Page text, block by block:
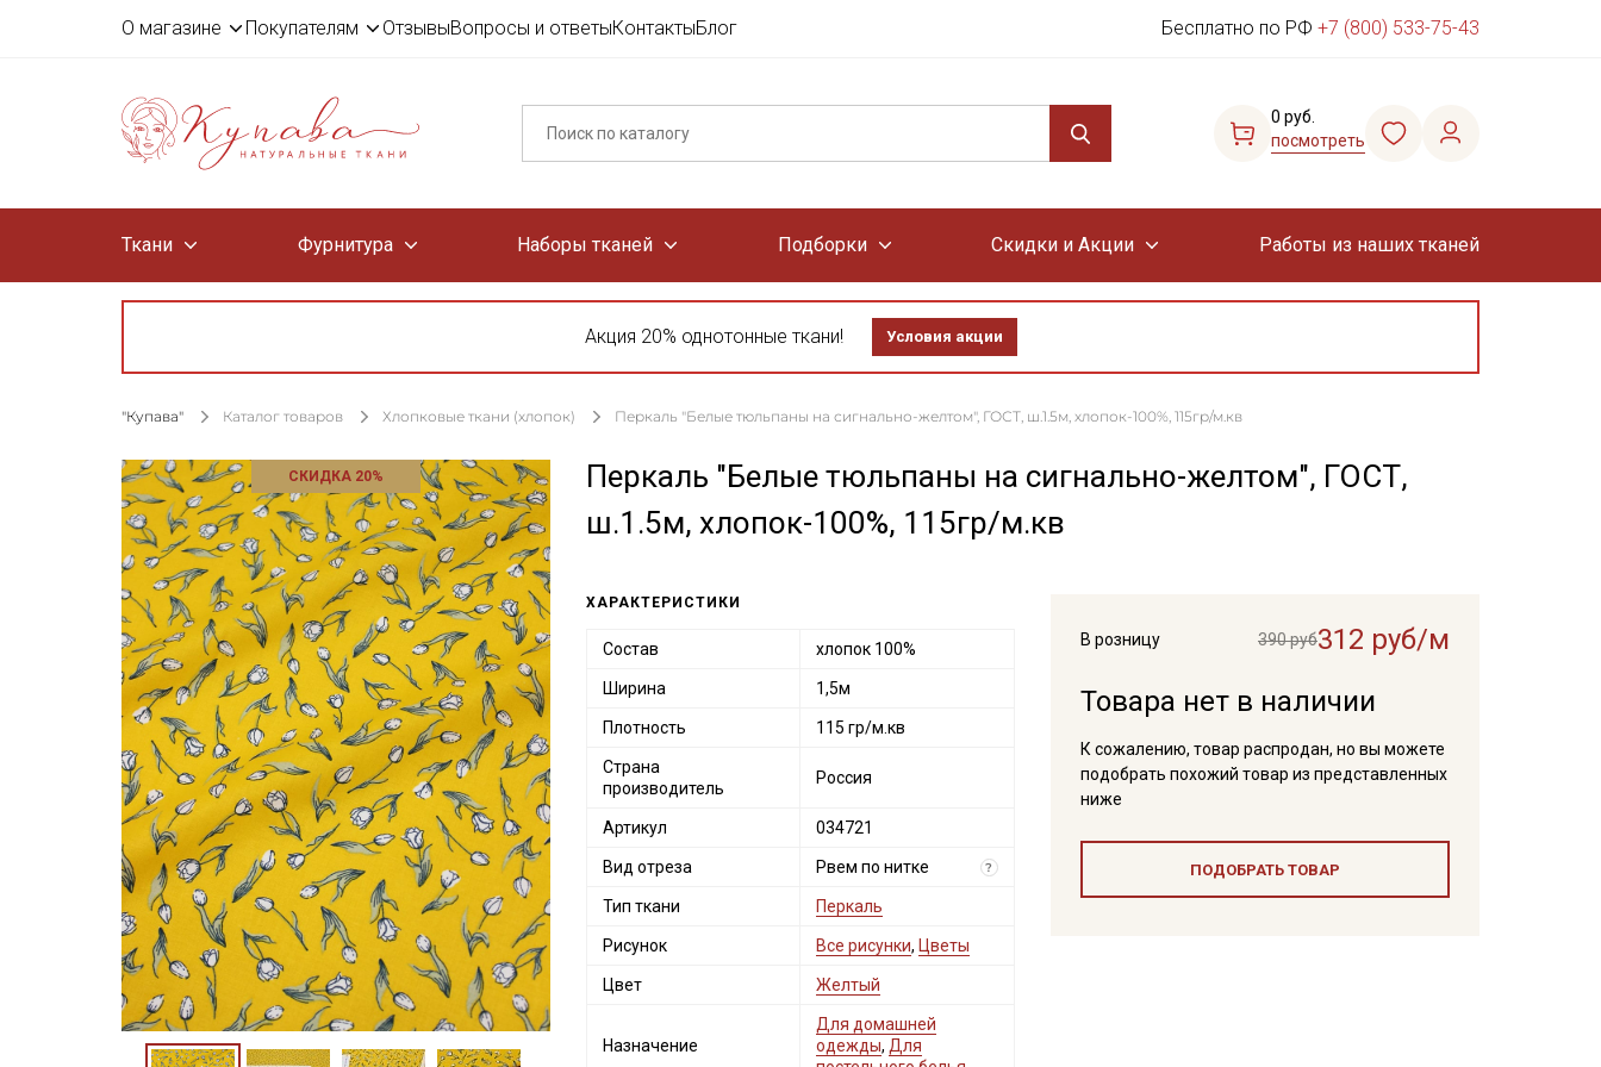
О магазине Покупателям ОтзывыВопросы и ответыКонтактыБлог Бесплатно по РФ +7 (800) 533-75-43
0 руб.
посмотреть
Ткани Фурнитура Наборы тканей Подборки Скидки и Акции Работы из наших тканей
Акция 20% однотонные ткани! Условия акции
"Купава" Каталог товаров Хлопковые ткани (хлопок) Перкаль "Белые тюльпаны на сигнально-желтом", ГОСТ, ш.1.5м, хлопок-100%, 115гр/м.кв
СКИДКА 20%
Перкаль "Белые тюльпаны на сигнально-желтом", ГОСТ,
ш.1.5м, хлопок-100%, 115гр/м.кв
В розницу 390 руб312 руб/м
Товара нет в наличии
К сожалению, товар распродан, но вы можете
подобрать похожий товар из представленных
ниже
ПОДОБРАТЬ ТОВАР
ХАРАКТЕРИСТИКИ
Состав хлопок 100%
Ширина 1,5м
Плотность 115 гр/м.кв
Страна
производитель
Россия
Артикул 034721
Вид отреза Рвем по нитке ?
Тип ткани Перкаль
Рисунок Все рисунки, Цветы
Цвет Желтый
Назначение
Для домашней
одежды, Для